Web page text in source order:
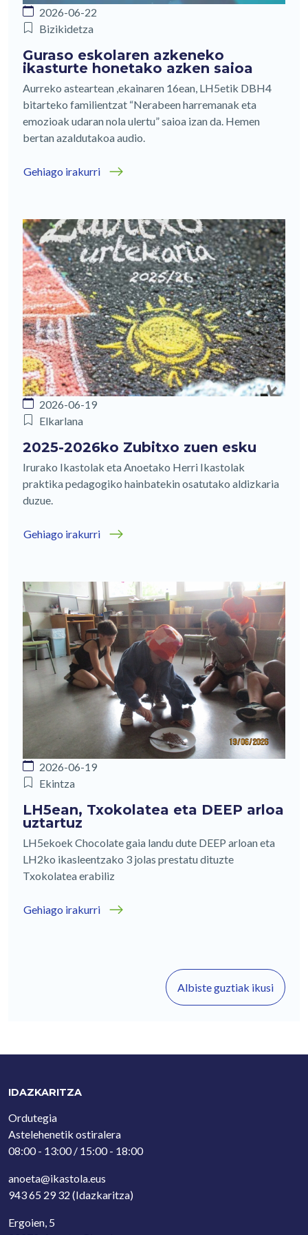
2026-06-22
Bizikidetza
Guraso eskolaren azkeneko
ikasturte honetako azken saioa
Aurreko asteartean ,ekainaren 16ean, LH5etik DBH4
bitarteko familientzat “Nerabeen harremanak eta
emozioak udaran nola ulertu” saioa izan da. Hemen
bertan azaldutakoa audio.
Gehiago irakurri
2026-06-19
Elkarlana
2025-2026ko Zubitxo zuen esku
Irurako Ikastolak eta Anoetako Herri Ikastolak
praktika pedagogiko hainbatekin osatutako aldizkaria
duzue.
Gehiago irakurri
2026-06-19
Ekintza
LH5ean, Txokolatea eta DEEP arloa
uztartuz
LH5ekoek Chocolate gaia landu dute DEEP arloan eta
LH2ko ikasleentzako 3 jolas prestatu dituzte
Txokolatea erabiliz
Gehiago irakurri
Albiste guztiak ikusi
IDAZKARITZA
Ordutegia
Astelehenetik ostiralera
08:00 - 13:00 / 15:00 - 18:00
anoeta@ikastola.eus
943 65 29 32 (Idazkaritza)
Ergoien, 5